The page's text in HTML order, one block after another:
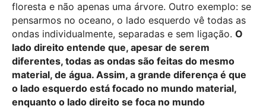
floresta e não apenas uma árvore. Outro exemplo: se
pensarmos no oceano, o lado esquerdo vê todas as
ondas individualmente, separadas e sem ligação. O
lado direito entende que, apesar de serem
diferentes, todas as ondas são feitas do mesmo
material, de água. Assim, a grande diferença é que
o lado esquerdo está focado no mundo material,
enquanto o lado direito se foca no mundo